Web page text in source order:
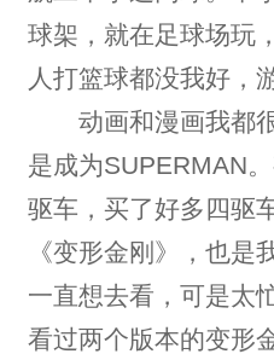
球架，就在足球场玩
人打篮球都没我好，
动画和漫画我都很
是成为SUPERMAN
驱车，买了好多四驱
《变形金刚》，也是
一直想去看，可是太
看过两个版本的变形